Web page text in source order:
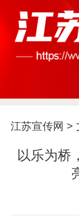
江苏宣传网 >
以乐为桥